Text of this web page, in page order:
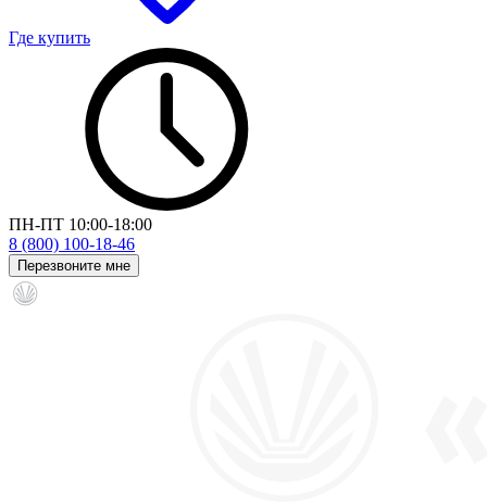
Где купить
ПН-ПТ 10:00-18:00
8 (800) 100-18-46
Перезвоните мне